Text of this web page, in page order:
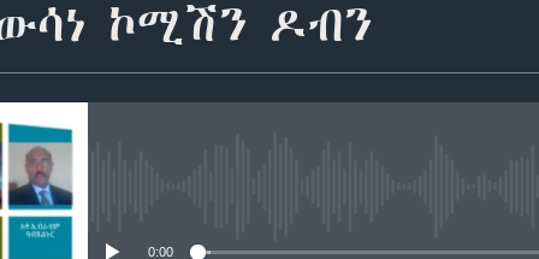
ኮሚሽን ዶብን
0:00